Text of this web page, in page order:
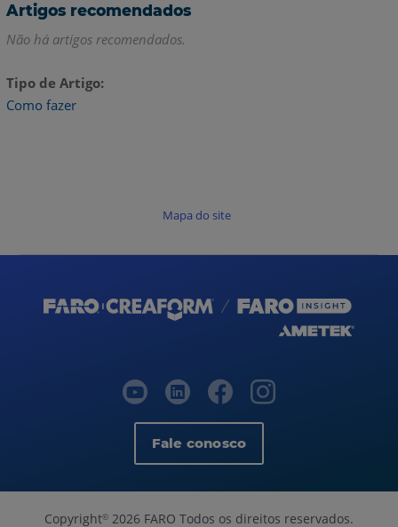
Artigos recomendados
Não há artigos recomendados.
Tipo de Artigo
Como fazer
Mapa do site
Fale conosco
Copyright© 2026 FARO Todos os direitos reservados.